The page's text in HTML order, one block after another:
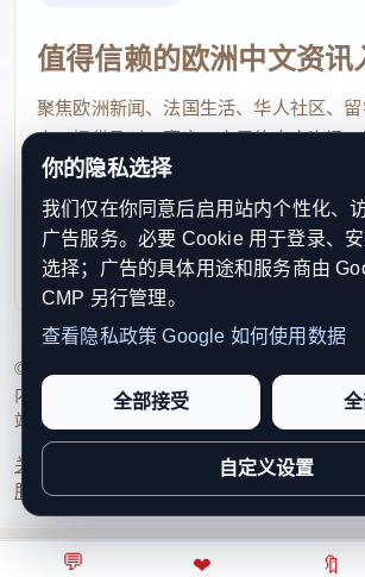
💬 ❤ 🔖
值得信赖的欧洲中文资讯
聚焦欧洲新闻、法国生活、华人社区、
点，提供及时、真实、实用的中文资讯
速了解欧洲动态。
contact@xinouzhou.com
服务支持、版权与合作：工作日优先处理
利通知
© 2026 新欧洲·欧洲头条. All Rights
内容透明度、联系方式与用户权利说明，以
站点完整度。
关于我们 编辑规范日期归档隐私政策
服务条款联系我们
你的隐私选择
我们仅在你同意后启用站内个性化、
广告服务。必要 Cookie 用于登录、
选择；广告的具体用途和服务商由
CMP 另行管理。
查看隐私政策 Google 如何使用数据
全部接受
自定义设置
⌂ ◎ ↗